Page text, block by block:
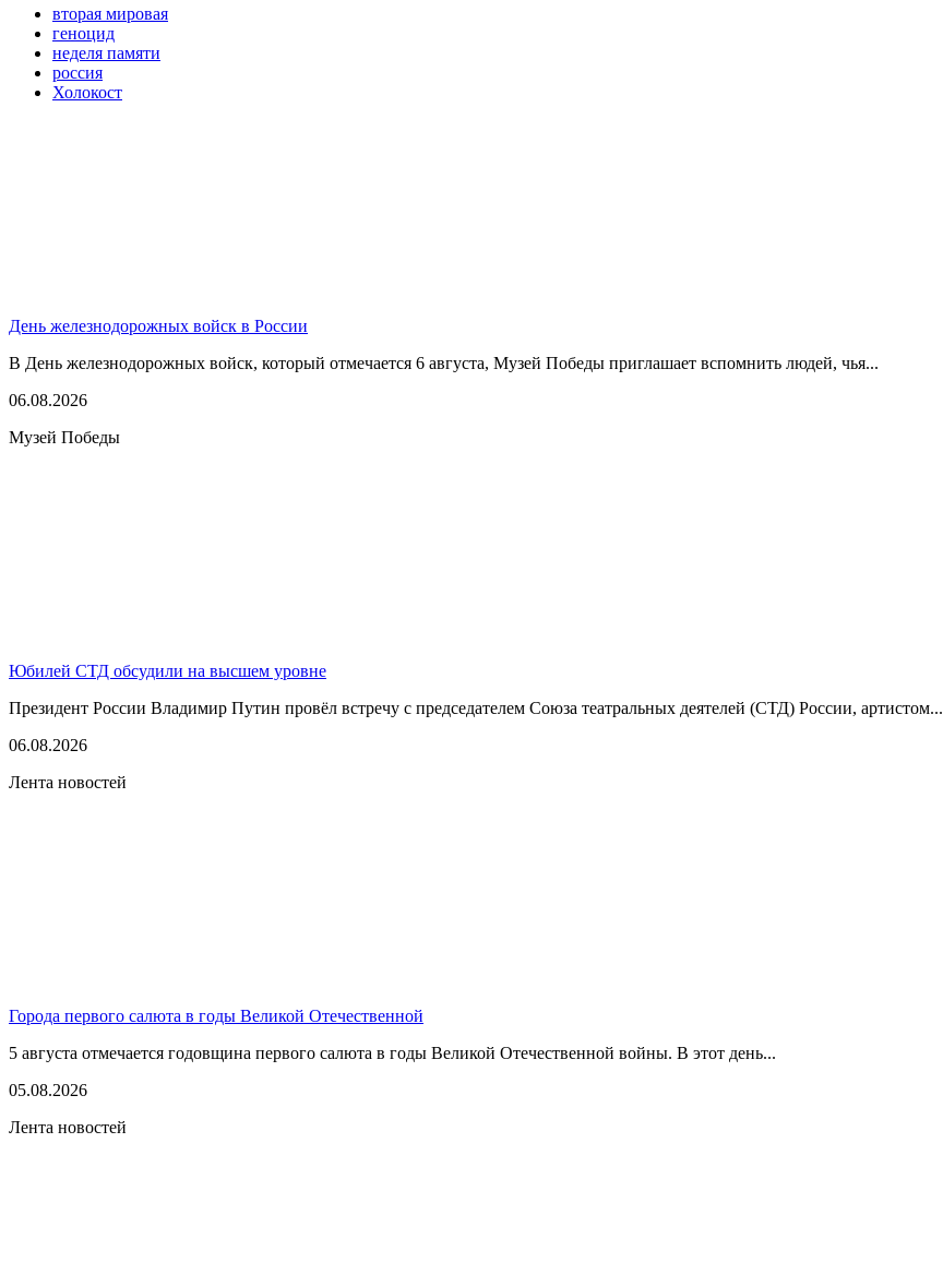
вторая мировая
геноцид
неделя памяти
россия
Холокост
День железнодорожных войск в России
В День железнодорожных войск, который отмечается 6 августа, Музей Победы приглашает вспомнить людей, чья...
06.08.2026
Музей Победы
Юбилей СТД обсудили на высшем уровне
Президент России Владимир Путин провёл встречу с председателем Союза театральных деятелей (СТД) России, артистом...
06.08.2026
Лента новостей
Города первого салюта в годы Великой Отечественной
5 августа отмечается годовщина первого салюта в годы Великой Отечественной войны. В этот день...
05.08.2026
Лента новостей